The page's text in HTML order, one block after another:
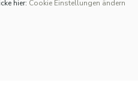
hier: Cookie Einstellungen ändern